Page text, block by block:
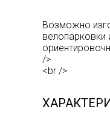
Возможно
/>
<br />